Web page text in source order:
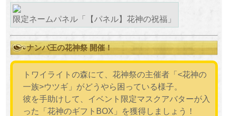
限定ネームパネル「【パネル】花神の祝福」
ナンパ王の花神祭 開催！
トワイライトの森にて、花神祭の主催者「<花神の
一族>ウツギ」がどうやら困っている様子。
彼を手助けして、イベント限定マスクアバターが入
った「花神のギフトBOX」を獲得しましょう！